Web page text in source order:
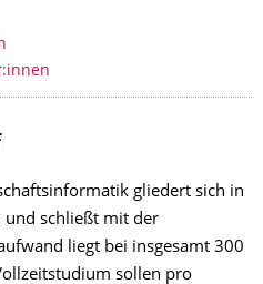
gliedert sich in
und schließt mit der
liegt bei insgesamt 300
sollen pro